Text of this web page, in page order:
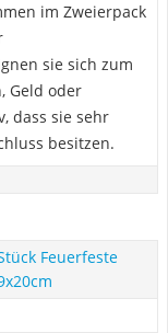
im Zweierpack
sie sich zum
Geld oder
dass sie sehr
besitzen.
Feuerfeste